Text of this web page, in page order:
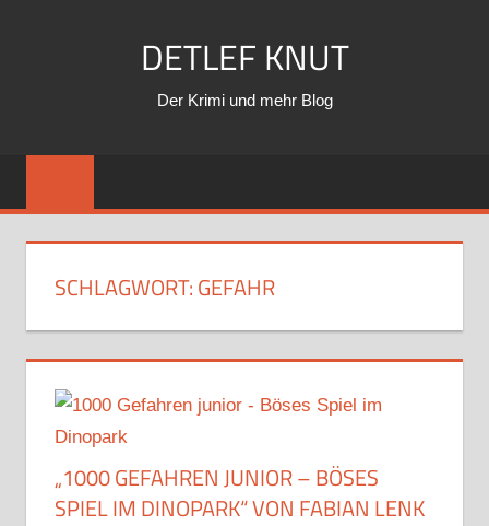
DETLEF KNUT
Der Krimi und mehr Blog
SCHLAGWORT:GEFAHR
„1000 GEFAHREN JUNIOR – BÖSES
SPIEL IM DINOPARK“ VON FABIAN LENK